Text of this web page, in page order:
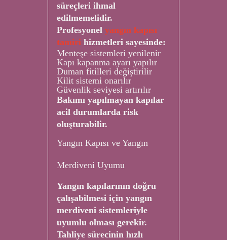
süreçleri ihmal
edilmemelidir.
Profesyonel yangın kapısı
tamiri hizmetleri sayesinde:
Menteşe sistemleri yenilenir
Kapı kapanma ayarı yapılır
Duman fitilleri değiştirilir
Kilit sistemi onarılır
Güvenlik seviyesi artırılır
Bakımı yapılmayan kapılar
acil durumlarda risk
oluşturabilir.
Yangın Kapısı ve Yangın
Merdiveni Uyumu
Yangın kapılarının doğru
çalışabilmesi için yangın
merdiveni sistemleriyle
uyumlu olması gerekir.
Tahliye sürecinin hızlı